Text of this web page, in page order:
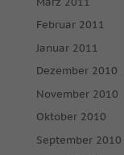
Februar 2011
Januar 2011
Dezember 2010
November 2010
Oktober 2010
September 2010